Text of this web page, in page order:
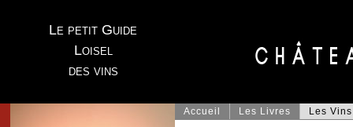
Le petit Guide
Loisel
des vins
Accueil Les Livres Les Vins